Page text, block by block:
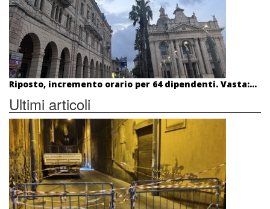
Riposto, incremento orario per 64 dipendenti. Vasta:...
Ultimi articoli